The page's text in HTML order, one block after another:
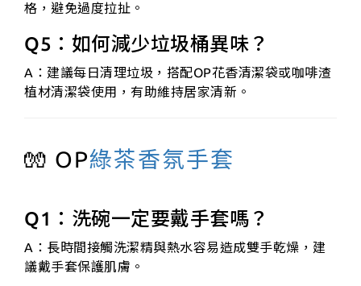
格，避免過度拉扯。
Q5：如何減少垃圾桶異味？
A：建議每日清理垃圾，搭配OP花香清潔袋或咖啡渣
植材清潔袋使用，有助維持居家清新。
🧤 OP綠茶香氛手套
Q1：洗碗一定要戴手套嗎？
A：長時間接觸洗潔精與熱水容易造成雙手乾燥，建
議戴手套保護肌膚。